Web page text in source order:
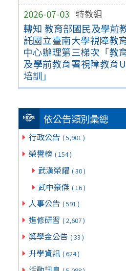
2026-07-03 特教組
轉知 教育部國民及學前
託國立臺南大學視障教
中心辦理第三梯次「教
及學前教育署視障教育
培訓」
依公告類別彙總
行政公告 ( 5,901 )
榮譽榜 ( 154 )
武漢榮耀 ( 30 )
武中豪傑 ( 16 )
人事公告 ( 591 )
進修研習 ( 2,607 )
獎學金公告 ( 33 )
升學資訊 ( 624 )